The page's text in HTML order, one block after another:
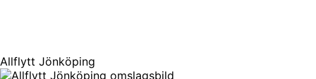
Allflytt Jönköping